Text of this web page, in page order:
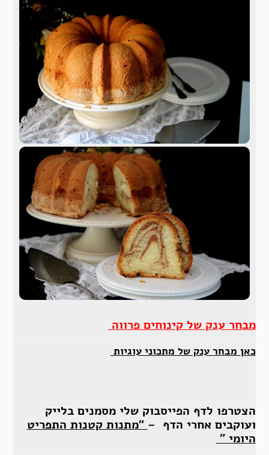
מבחר ענק של קינוחים פרווה
כאן מבחר ענק של מתכוני עוגיות
הצטרפו לדף הפייסבוק שלי מסמנים בלייק
ועוקבים אחרי הדף – “מתנות קטנות התפריט
היומי ”